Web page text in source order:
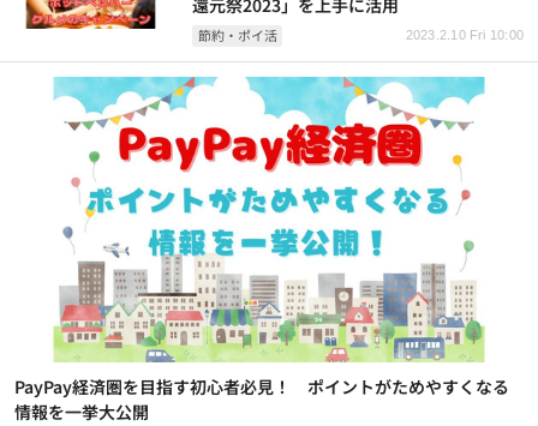
節約・ポイ活 2023.2.10 Fri 10:00
還元祭2023」を上手に活用
PayPay経済圏を目指す初心者必見！ ポイントがためやすくなる
情報を一挙大公開